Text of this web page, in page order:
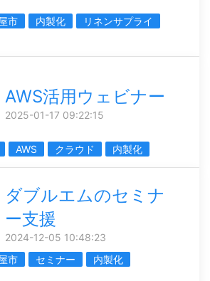
市 内製化
リネンサプライ
AWS活用ウェビナー
2025-01-17 09:22:15
AWS クラウド 内製化
ダブルエムのセミナ
ー支援
2024-12-05 10:48:23
市 セミナー
内製化